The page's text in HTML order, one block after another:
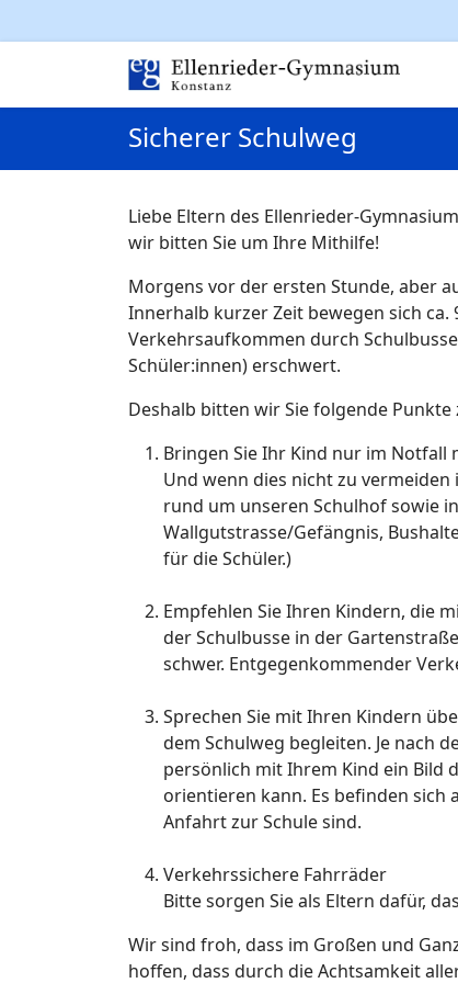
Sicherer Schulweg
Liebe Eltern des Ellenrieder-
wir bitten Sie um Ihre Mithilfe!
Morgens vor der ersten Stunde, aber
Innerhalb kurzer Zeit bewegen sich ca.
Verkehrsaufkommen durch
Schüler:innen) erschwert.
Deshalb bitten wir Sie folgende Punkte
Bringen Sie Ihr Kind nur im Notfall
Und wenn dies nicht zu
rund um unseren Schulhof sowie
Wallgutstrasse/Gefängnis,
für die Schüler.)
Empfehlen Sie Ihren Kindern, die
der Schulbusse in der
schwer. Entgegenkommender
Sprechen Sie mit Ihren Kindern
dem Schulweg begleiten. Je nach
persönlich mit Ihrem Kind ein Bild
orientieren kann. Es befinden sich
Anfahrt zur Schule sind.
Verkehrssichere Fahrräder
Bitte sorgen Sie als Eltern dafür,
Wir sind froh, dass im Großen und
hoffen, dass durch die Achtsamkeit